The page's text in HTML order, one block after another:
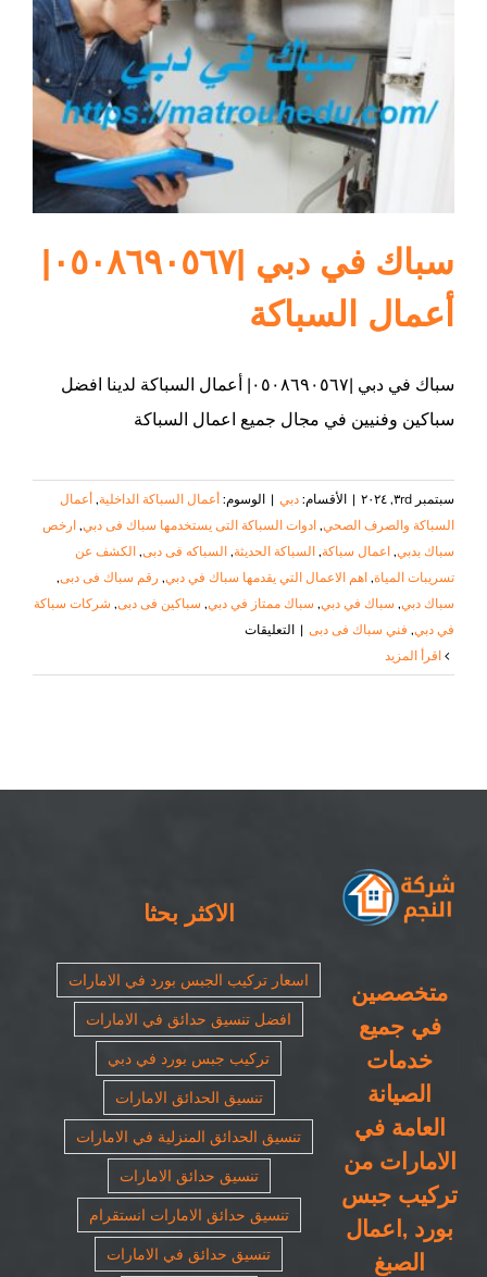
سباك في دبي |٠٥٠٨٦٩٠٥٦٧|
أعمال السباكة
سباك في دبي |٠٥٠٨٦٩٠٥٦٧| أعمال السباكة لدينا افضل
سباكين وفنيين في مجال جميع اعمال السباكة
سبتمبر ٣rd, ٢٠٢٤ | الأقسام: دبي | الوسوم: أعمال السباكة الداخلية, أعمال
السباكة والصرف الصحي, ‏ادوات السباكة التى يستخدمها سباك فى دبي, ارخص
سباك بدبي, اعمال سباكة, السباكة الحديثة, السباكه فى دبى, ‏الكشف عن
تسريبات المياة, اهم الاعمال التي يقدمها سباك في دبي,
,
سباك دبي, سباك في دبي, سباك ممتاز في دبي, ‏سباكين فى دبى, شركات سباكة
في دبي, فني سباك فى دبى | التعليقاتعلى
في
متخصصين
في جميع
خدمات
الصيانة
العامة في
الامارات من
تركيب جبس
بورد ,اعمال
الصبغ
الاكثر بحثا
اسعار تركيب الجبس بورد في الامارات
افضل تنسيق حدائق في الامارات
تركيب جبس بورد في دبي
تنسيق الحدائق الامارات
تنسيق الحدائق المنزلية في الامارات
تنسيق حدائق الامارات
تنسيق حدائق الامارات انستقرام
تنسيق حدائق في الامارات